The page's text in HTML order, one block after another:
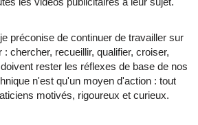
préconise de continuer de travailler sur
chercher, recueillir, qualifier, croiser,
rester les réflexes de base de nos
n'est qu'un moyen d'action : tout
motivés, rigoureux et curieux.